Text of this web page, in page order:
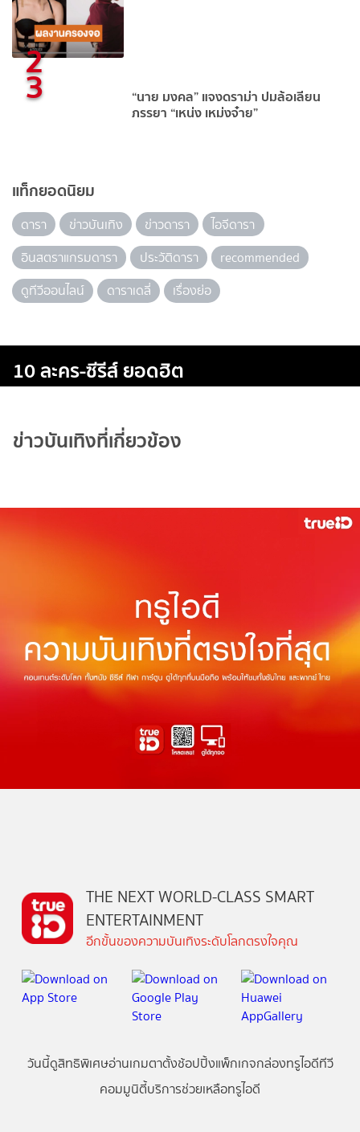
2
3 “นาย มงคล” แจงดราม่า ปมล้อเลียน
ภรรยา “เหน่ง เหม่งจ๋าย”
แท็กยอดนิยม
ดารา ข่าวบันเทิง ข่าวดารา
ไอจีดารา
อินสตราแกรมดารา
ประวัติดารา
recommended
ดูทีวีออนไลน์
ดาราเดลี่ เรื่องย่อ
10 ละคร-ซีรีส์ ยอดฮิต
ข่าวบันเทิงที่เกี่ยวข้อง
THE NEXT WORLD-CLASS SMART
ENTERTAINMENT
อีกขั้นของความบันเทิงระดับโลกตรงใจคุณ
วันนี้ดูสิทธิพิเศษอ่านเกมตาตั้งช้อปปิ้งแพ็กเกจกล่องทรูไอดีทีวี
คอมมูนิตี้บริการช่วยเหลือทรูไอดี